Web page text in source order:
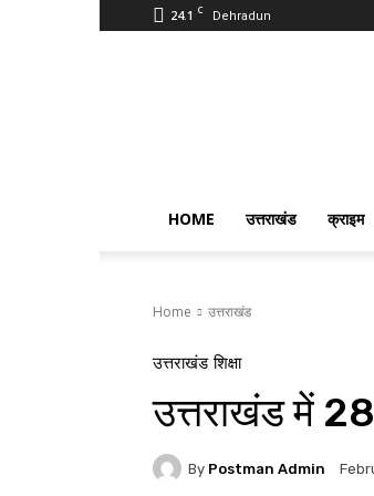
24.1 C Dehradun
HOME उत्तराखंड क्राइम
Home उत्तराखंड
उत्तराखंड शिक्षा
उत्तराखंड में 28
By Postman Admin